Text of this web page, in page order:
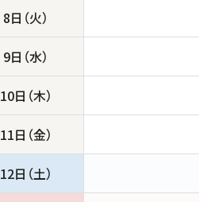
8日（火）
9日（水）
10日（木）
11日（金）
12日（土）